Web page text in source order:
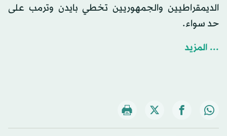
الديمقراطيين والجمهوريين تخطي بايدن وترمب على
حد سواء.
... المزيد